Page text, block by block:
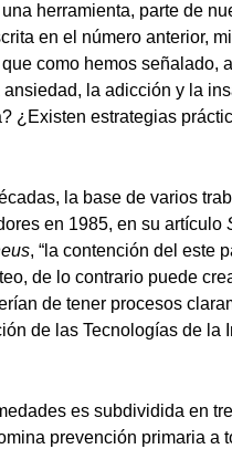
herramienta, parte de
en el número anterior,
como hemos señalado,
la adicción y la
¿Existen estrategias
la base de varios
en 1985, en su artículo
, “la contención del este
de lo contrario puede
de tener procesos
de las Tecnologías de la
es subdividida en
prevención primaria a